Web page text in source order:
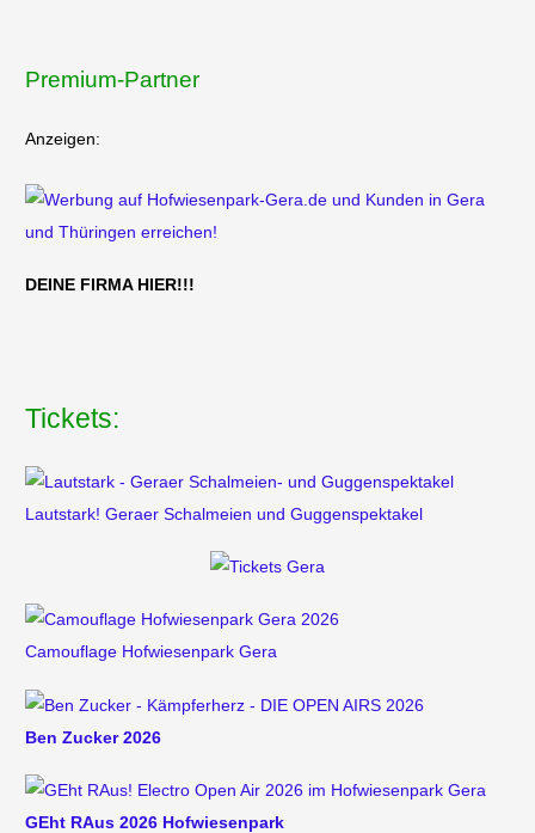
Premium-Partner
Anzeigen:
DEINE FIRMA HIER!!!
Tickets:
Lautstark! Geraer Schalmeien und Guggenspektakel
Camouflage Hofwiesenpark Gera
Ben Zucker 2026
GEht RAus 2026 Hofwiesenpark